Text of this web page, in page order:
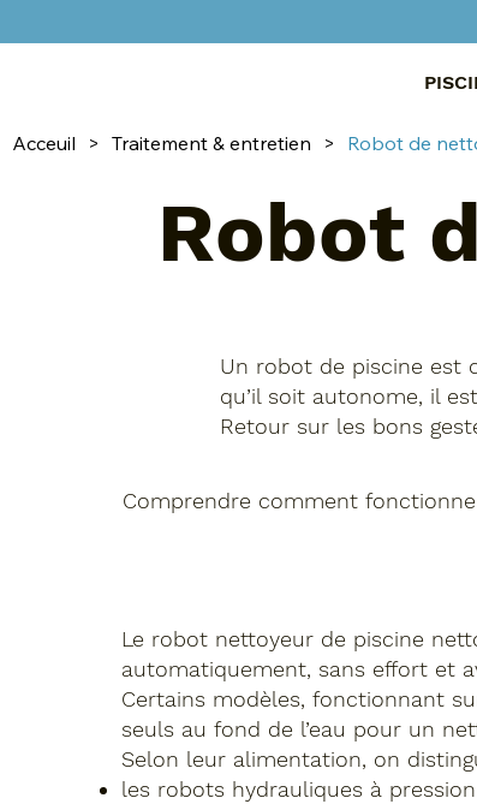
Acceuil > Traitement & entretien > Robot de
Robot
Un robot de piscine est
qu’il soit autonome, il
Retour sur les bons
Comprendre comment
Le robot nettoyeur de piscine
automatiquement, sans effort et
Certains modèles, fonctionnant
seuls au fond de l’eau pour un
Selon leur alimentation, on
les robots hydrauliques à